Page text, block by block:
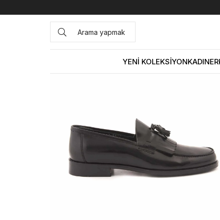
YENİ KOLEKSİYONKADIN
Anasayfa ERKEK AYAKKABI Klasik Kemal Tanca